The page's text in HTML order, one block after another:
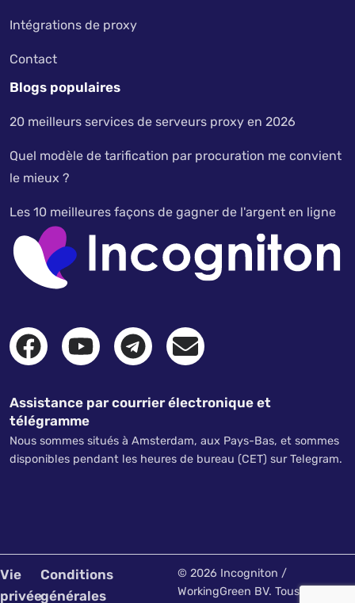
Intégrations de proxy
Contact
Blogs populaires
20 meilleurs services de serveurs proxy en 2026
Quel modèle de tarification par procuration me convient
le mieux ?
Les 10 meilleures façons de gagner de l'argent en ligne
Assistance par courrier électronique et
télégramme
Nous sommes situés à Amsterdam, aux Pays-Bas, et sommes
disponibles pendant les heures de bureau (CET) sur Telegram.
© 2026 Incogniton /
WorkingGreen BV. Tous droits
Vie
privée
Conditions
générales